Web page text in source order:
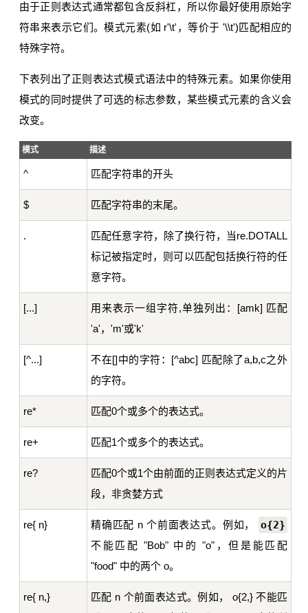
由于正则表达式通常都包含反斜杠，所以你最好使用原始字
符串来表示它们。模式元素(如 r'\t'，等价于 '\\t')匹配相应的
特殊字符。
下表列出了正则表达式模式语法中的特殊元素。如果你使用
模式的同时提供了可选的标志参数，某些模式元素的含义会
改变。
模式 描述
^ 匹配字符串的开头
$ 匹配字符串的末尾。
.
匹配任意字符，除了换行符，当re.DOTALL
标记被指定时，则可以匹配包括换行符的任
意字符。
[...]
用来表示一组字符,单独列出：[amk] 匹配
'a'，'m'或'k'
[^...]
不在[]中的字符：[^abc] 匹配除了a,b,c之外
的字符。
re* 匹配0个或多个的表达式。
re+ 匹配1个或多个的表达式。
re?
匹配0个或1个由前面的正则表达式定义的片
段，非贪婪方式
re{ n} 精确匹配 n 个前面表达式。例如， o{2}
不能匹配 "Bob" 中的 "o"，但是能匹配
"food" 中的两个 o。
re{ n,}
匹配 n 个前面表达式。例如， o{2,} 不能匹